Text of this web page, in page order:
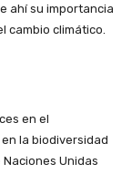
ahí su importancia
cambio climático.
en el
la biodiversidad
Unidas